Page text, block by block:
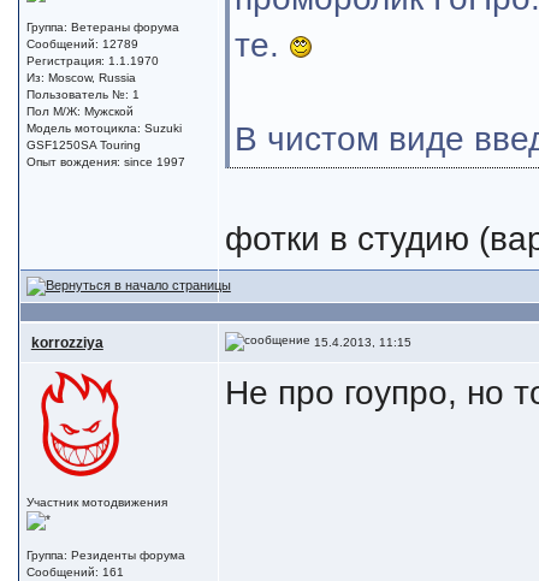
Группа: Ветераны форума
Сообщений: 12789
Регистрация: 1.1.1970
Из: Moscow, Russia
Пользователь №: 1
Пол М/Ж: Мужской
Модель мотоцикла: Suzuki
GSF1250SA Touring
Опыт вождения: since 1997
те.
В чистом виде
фотки в студию
korrozziya 15.4.2013, 11:15
Участник мотодвижения
Группа: Резиденты форума
Сообщений: 161
Не про гоупро, но